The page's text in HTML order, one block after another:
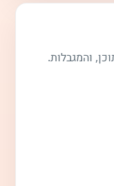
והמגבלות.